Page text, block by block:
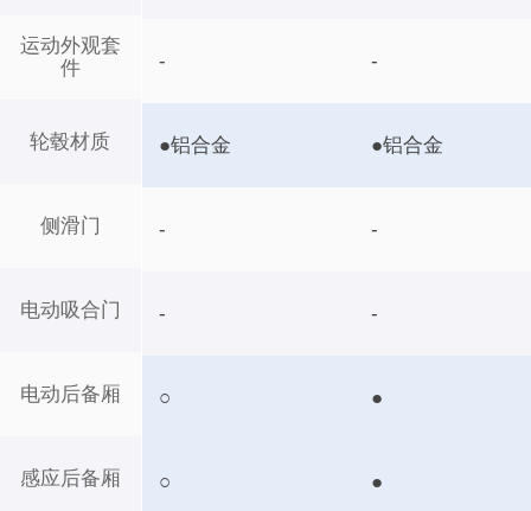
运动外观套
件
轮毂材质
侧滑门
电动吸合门
电动后备厢
感应后备厢
- -
●铝合金 ●铝合金
- -
- -
○ ●
○ ●